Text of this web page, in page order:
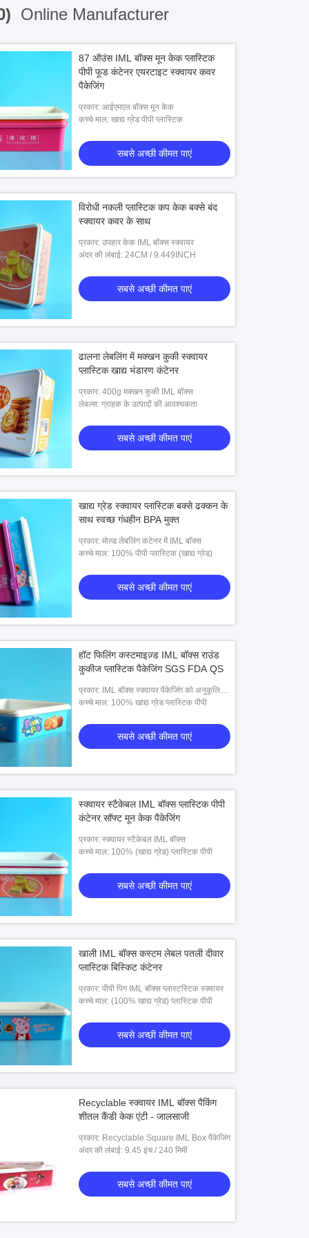
Online Manufacturer
87 ऑउंस IML बॉक्स मून केक प्लास्टिक
पीपी फूड कंटेनर एयरटाइट स्क्वायर कवर
पैकेजिंग
प्रकार: आईएमएल बॉक्स मून केक
कच्चे माल: खाद्य ग्रेड पीपी प्लास्टिक
सबसे अच्छी कीमत पाएं
विरोधी नकली प्लास्टिक कप केक बक्से बंद
स्क्वायर कवर के साथ
प्रकार: उपहार केक IML बॉक्स स्क्वायर
अंदर की लंबाई: 24CM / 9.449INCH
सबसे अच्छी कीमत पाएं
ढालना लेबलिंग में मक्खन कुकी स्क्वायर
प्लास्टिक खाद्य भंडारण कंटेनर
प्रकार: 400g मक्खन कुकी IML बॉक्स
लेबल्स: ग्राहक के उत्पादों की आवश्यकता
सबसे अच्छी कीमत पाएं
खाद्य ग्रेड स्क्वायर प्लास्टिक बक्से ढक्कन के
साथ स्वच्छ गंधहीन BPA मुक्त
प्रकार: मोल्ड लेबलिंग कंटेनर में IML बॉक्स
कच्चे माल: 100% पीपी प्लास्टिक (खाद्य ग्रेड)
सबसे अच्छी कीमत पाएं
हॉट फिलिंग कस्टमाइज़्ड IML बॉक्स राउंड
कुकीज प्लास्टिक पैकेजिंग SGS FDA QS
प्रकार: IML बॉक्स स्क्वायर पैकेजिंग को अनुकूलित
करें
कच्चे माल: 100% खाद्य ग्रेड प्लास्टिक पीपी
सबसे अच्छी कीमत पाएं
स्क्वायर स्टैकेबल IML बॉक्स प्लास्टिक पीपी
कंटेनर सॉफ्ट मून केक पैकेजिंग
प्रकार: स्क्वायर स्टैकेबल IML बॉक्स
कच्चे माल: 100% (खाद्य ग्रेड) प्लास्टिक पीपी
सबसे अच्छी कीमत पाएं
खाली IML बॉक्स कस्टम लेबल पतली दीवार
प्लास्टिक बिस्किट कंटेनर
प्रकार: पीपी पिग IML बॉक्स प्लास्टस्टिक स्क्वायर
कच्चे माल: (100% खाद्य ग्रेड) प्लास्टिक पीपी
सबसे अच्छी कीमत पाएं
Recyclable स्क्वायर IML बॉक्स पैकिंग
शीतल कैंडी केक एंटी - जालसाजी
प्रकार: Recyclable Square IML Box पैकेजिंग
अंदर की लंबाई: 9.45 इंच / 240 मिमी
सबसे अच्छी कीमत पाएं